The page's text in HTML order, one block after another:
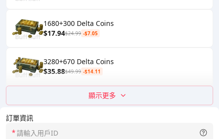
訂單資訊
*
1680+300 Delta Coins
$17.94$24.99 -$7.05
3280+670 Delta Coins
$35.88$49.99 -$14.11
顯示更多